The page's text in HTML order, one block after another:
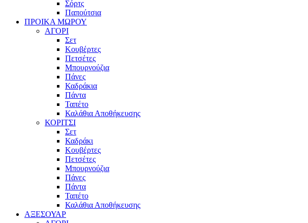
Σόρτς
Παπούτσια
ΠΡΟΙΚΑ ΜΩΡΟΥ
ΑΓΟΡΙ
Σετ
Κουβέρτες
Πετσέτες
Μπουρνούζια
Πάνες
Καδράκια
Πάντα
Ταπέτο
Καλάθια Αποθήκευσης
ΚΟΡΙΤΣΙ
Σετ
Καδράκι
Κουβέρτες
Πετσέτες
Μπουρνούζια
Πάνες
Πάντα
Ταπέτο
Καλάθια Αποθήκευσης
ΑΞΕΣΟΥΑΡ